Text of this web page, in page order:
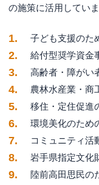
の施策に活用していま
子ども支援のた
給付型奨学資金
高齢者・障がい
農林水産業・商
移住・定住促進
環境美化のため
コミュニティ活
岩手県指定文化
陸前高田思民の